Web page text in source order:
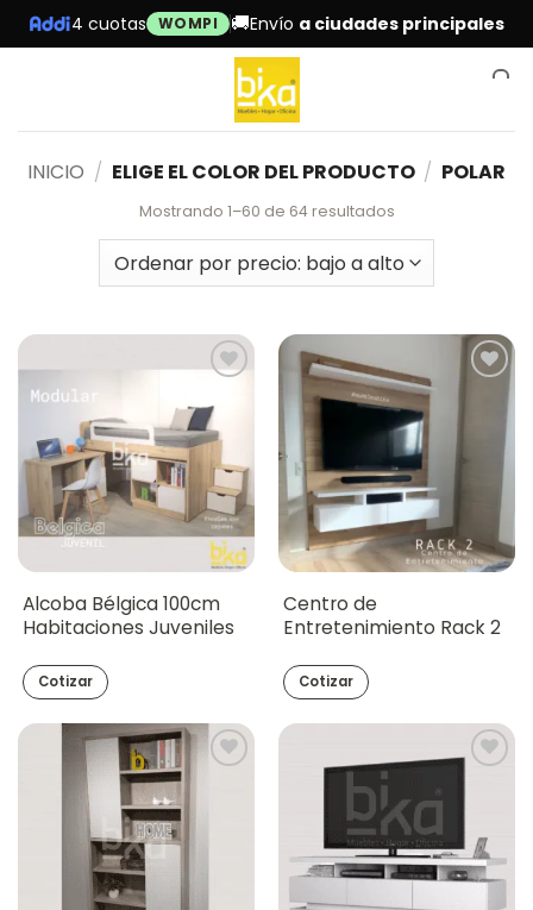
Skip
to
4 cuotas WOMPI 🚚Envío a ciudades principales
INICIO / ELIGE EL COLOR DEL PRODUCTO / POLAR
Mostrando 1–60 de 64 resultadosSorted
price:
low
Alcoba Bélgica 100cm
Habitaciones Juveniles
Cotizar
Centro de
Entretenimiento Rack 2
Cotizar